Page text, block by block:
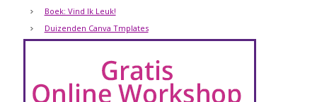
Boek: Vind Ik Leuk!
Duizenden Canva Tmplates